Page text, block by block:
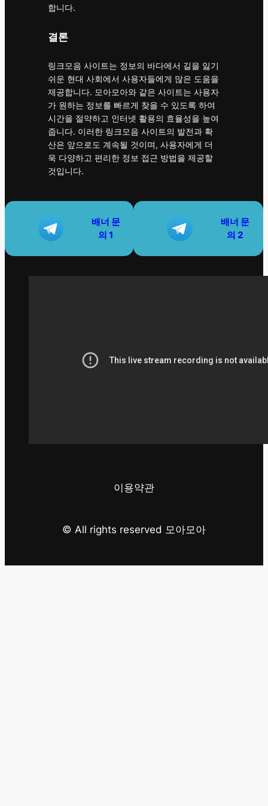
합니다.
결론
링크모음 사이트는 정보의 바다에서 길을 잃기
쉬운 현대 사회에서 사용자들에게 많은 도움을
제공합니다. 모아모아와 같은 사이트는 사용자
가 원하는 정보를 빠르게 찾을 수 있도록 하여
시간을 절약하고 인터넷 활용의 효율성을 높여
줍니다. 이러한 링크모음 사이트의 발전과 확
산은 앞으로도 계속될 것이며, 사용자에게 더
욱 다양하고 편리한 정보 접근 방법을 제공할
것입니다.
배너 문
의 1
배너 문
의 2
이용약관
© All rights reserved 모아모아